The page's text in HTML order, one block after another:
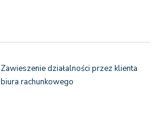
Zawieszenie działalności przez klienta
biura rachunkowego